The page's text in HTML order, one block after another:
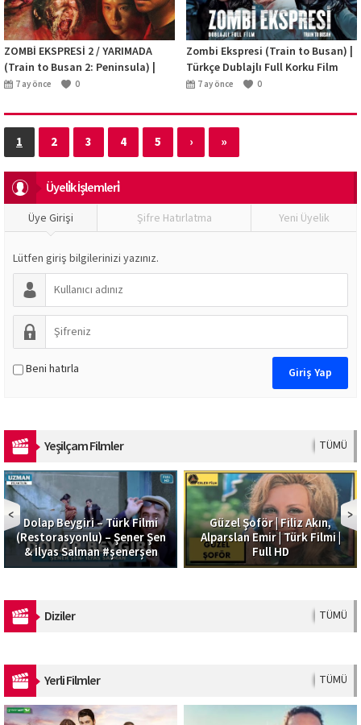
ZOMBİ EKSPRESİ 2 / YARIMADA
(Train to Busan 2: Peninsula) |
Türkçe Dublajlı Full Korku Film
7 ay önce 0
Zombi Ekspresi (Train to Busan) |
Türkçe Dublajlı Full Korku Film
İzle7 ay önce 0
1 2 3 4 5 › »
Üyeli̇k İşlemleri̇
Üye Girişi Şifre Hatırlatma Yeni Üyelik
Lütfen giriş bilgilerinizi yazınız.
Beni hatırla
Yeşilçam Filmler TÜMÜ
Dolap Beygiri – Türk Filmi
(Restorasyonlu) – Şener Şen
& İlyas Salman #şenerşen
Güzel Şoför | Filiz Akın,
Alparslan Emir | Türk Filmi |
Full HD
Diziler TÜMÜ
Yerli Filmler TÜMÜ